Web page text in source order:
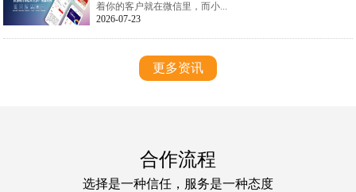
着你的客户就在微信里，而小...
2026-07-23
更多资讯
合作流程
选择是一种信任，服务是一种态度